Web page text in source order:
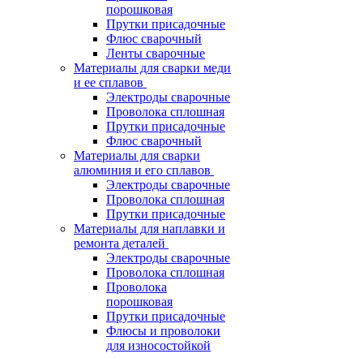
порошковая
Прутки присадочные
Флюс сварочный
Ленты сварочные
Материалы для сварки меди
и ее сплавов
Электроды сварочные
Проволока сплошная
Прутки присадочные
Флюс сварочный
Материалы для сварки
алюминия и его сплавов
Электроды сварочные
Проволока сплошная
Прутки присадочные
Материалы для наплавки и
ремонта деталей
Электроды сварочные
Проволока сплошная
Проволока
порошковая
Прутки присадочные
Флюсы и проволоки
для износостойкой